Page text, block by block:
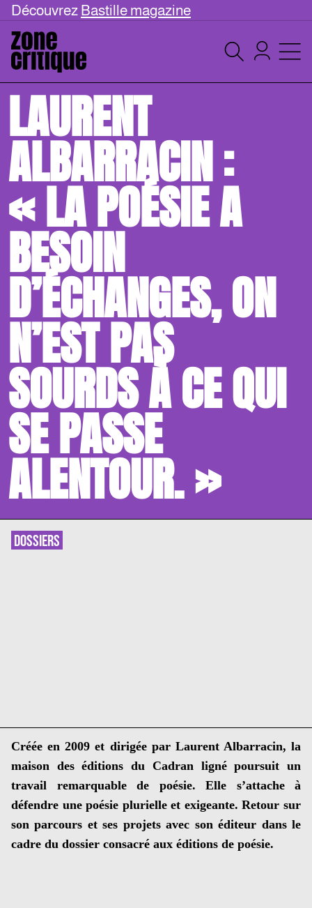
Découvrez Bastille magazine
LAURENT
ALBARRACIN :
« LA POÉSIE A
BESOIN
D’ÉCHANGES, ON
N’EST PAS
SOURDS À CE QUI
SE PASSE
ALENTOUR. »
DOSSIERS
Créée en 2009 et dirigée par Laurent Albarracin, la
maison des éditions du Cadran ligné poursuit un
travail remarquable de poésie. Elle s’attache à
défendre une poésie plurielle et exigeante. Retour sur
son parcours et ses projets avec son éditeur dans le
cadre du dossier consacré aux éditions de poésie.